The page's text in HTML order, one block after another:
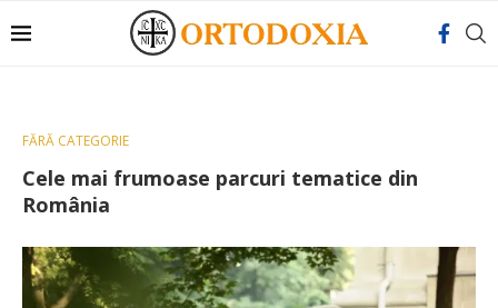
FĂRĂ CATEGORIE
Cele mai frumoase parcuri tematice din
România